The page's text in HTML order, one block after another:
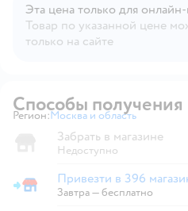
Эта цена только для
Товар по указанной цене
только на сайте
Способы получения
Регион: Выбор адреса
Москва и область
Забрать в магазине
Недоступно
Привезти в магазин
Привезти в 396
Завтра—бесплатно